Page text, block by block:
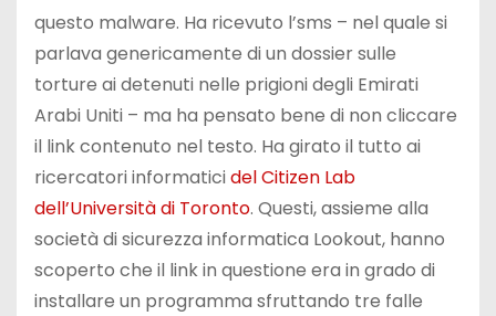
questo malware. Ha ricevuto l’sms – nel quale si
parlava genericamente di un dossier sulle
torture ai detenuti nelle prigioni degli Emirati
Arabi Uniti – ma ha pensato bene di non cliccare
il link contenuto nel testo. Ha girato il tutto ai
ricercatori informaticidel Citizen Lab
dell’Università di Toronto. Questi, assieme alla
società di sicurezza informatica Lookout, hanno
scoperto che il link in questione era in grado di
installare un programma sfruttando tre falle